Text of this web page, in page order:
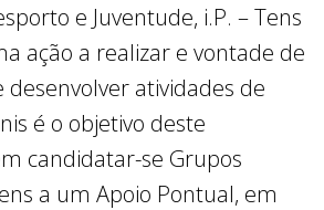
e Juventude, i.P. – Tens
ação a realizar e vontade de
desenvolver atividades de
é o objetivo deste
candidatar-se Grupos
a um Apoio Pontual, em